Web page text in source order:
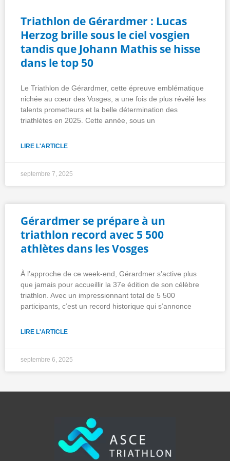
Triathlon de Gérardmer : Lucas
Herzog brille sous le ciel vosgien
tandis que Johann Mathis se hisse
dans le top 50
Le Triathlon de Gérardmer, cette épreuve emblématique
nichée au cœur des Vosges, a une fois de plus révélé les
talents prometteurs et la belle détermination des
triathlètes en 2025. Cette année, sous un
LIRE L'ARTICLE
septembre 7, 2025
Gérardmer se prépare à un
triathlon record avec 5 500
athlètes dans les Vosges
À l’approche de ce week-end, Gérardmer s’active plus
que jamais pour accueillir la 37e édition de son célèbre
triathlon. Avec un impressionnant total de 5 500
participants, c’est un record historique qui s’annonce
LIRE L'ARTICLE
septembre 6, 2025